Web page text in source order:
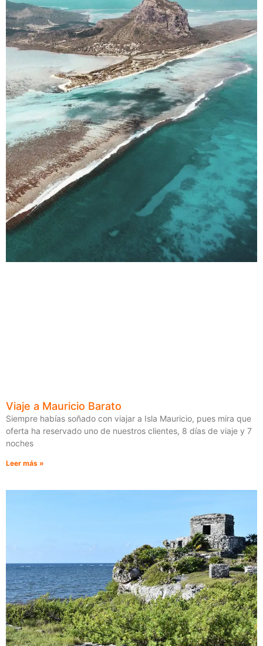
Viaje a Mauricio Barato
Siempre habías soñado con viajar a Isla Mauricio, pues mira que
oferta ha reservado uno de nuestros clientes, 8 días de viaje y 7
noches
Leer más »